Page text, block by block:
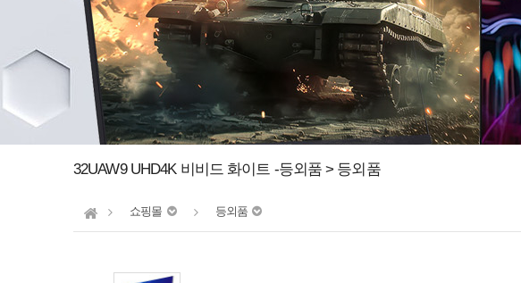
32UAW9 UHD4K 비비드 화이트 -등외품 > 등외품
쇼핑몰 등외품